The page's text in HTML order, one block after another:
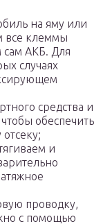
на яму или
все клеммы
сам АКБ. Для
случаях
средства и
обеспечить
и
проводку,
с помощью